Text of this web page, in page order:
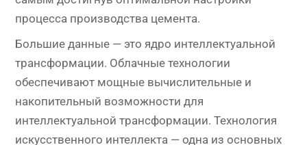
процесса производства цемента.
Большие данные — это ядро ​​интеллектуальной
трансформации. Облачные технологии
обеспечивают мощные вычислительные и
накопительный возможности для
интеллектуальной трансформации. Технология
искусственного интеллекта — одна из основных